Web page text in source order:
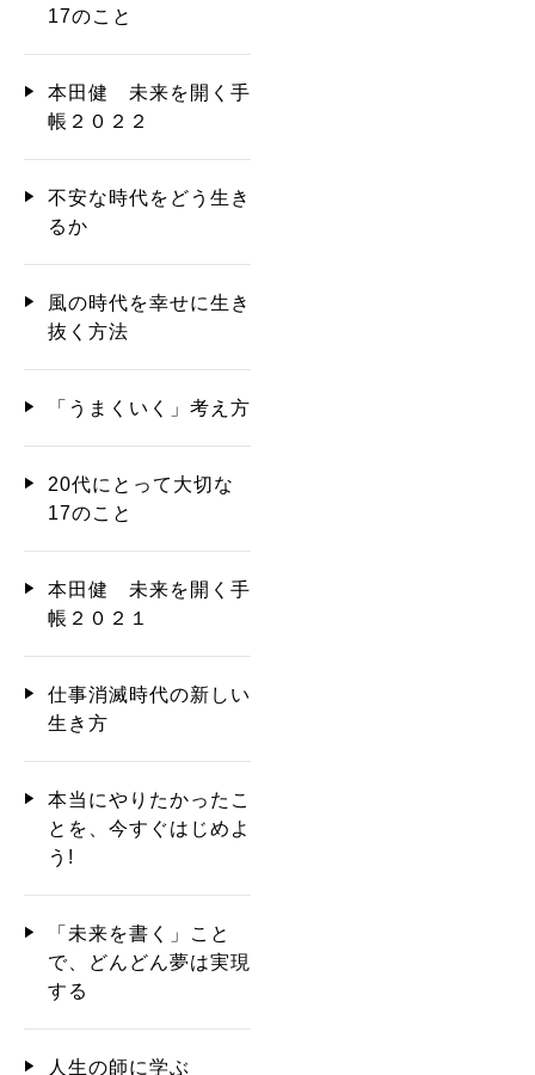
17のこと
本田健 未来を開く手
帳２０２２
不安な時代をどう生き
るか
風の時代を幸せに生き
抜く方法
「うまくいく」考え方
20代にとって大切な
17のこと
本田健 未来を開く手
帳２０２１
仕事消滅時代の新しい
生き方
本当にやりたかったこ
とを、今すぐはじめよ
う!
「未来を書く」こと
で、どんどん夢は実現
する
人生の師に学ぶ